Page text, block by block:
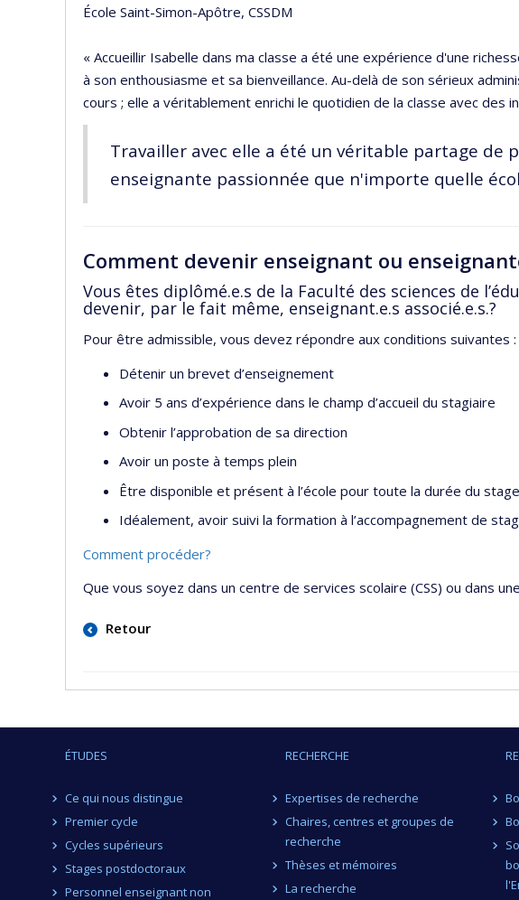
École Saint-Simon-Apôtre, CSSDM
« Accueillir Isabelle dans ma classe a été une expérience d'une
à son enthousiasme et sa bienveillance. Au-delà de son sérieux
cours ; elle a véritablement enrichi le quotidien de la classe avec
Travailler avec elle a été un véritable partage de
enseignante passionnée que n'importe quelle
Comment devenir enseignant ou
Vous êtes diplômé.e.s de la Faculté des sciences de
devenir, par le fait même, enseignant.e.s associé.e.s.?
Pour être admissible, vous devez répondre aux conditions suivantes :
Détenir un brevet d’enseignement
Avoir 5 ans d’expérience dans le champ d’accueil du stagiaire
Obtenir l’approbation de sa direction
Avoir un poste à temps plein
Être disponible et présent à l’école pour toute la durée du stage
Idéalement, avoir suivi la formation à l’accompagnement de
Comment procéder?
Que vous soyez dans un centre de services scolaire (CSS) ou dans
Retour
ÉTUDES
Ce qui nous distingue
Premier cycle
Cycles supérieurs
Stages postdoctoraux
Personnel enseignant non
RECHERCHE
Expertises de recherche
Chaires, centres et groupes de
recherche
Thèses et mémoires
La recherche